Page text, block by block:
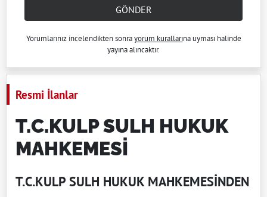
GÖNDER
Yorumlarınız incelendikten sonrayorum kurallarına uyması halinde
yayına alıncaktır.
Resmi İlanlar
T.C.KULP SULH HUKUK
MAHKEMESİ
T.C.KULP SULH HUKUK MAHKEMESİNDEN